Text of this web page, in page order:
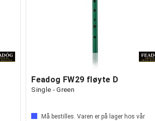
Feadog FW29 fløyte D
Single - Green
Må bestilles. Varen er på lager hos vår